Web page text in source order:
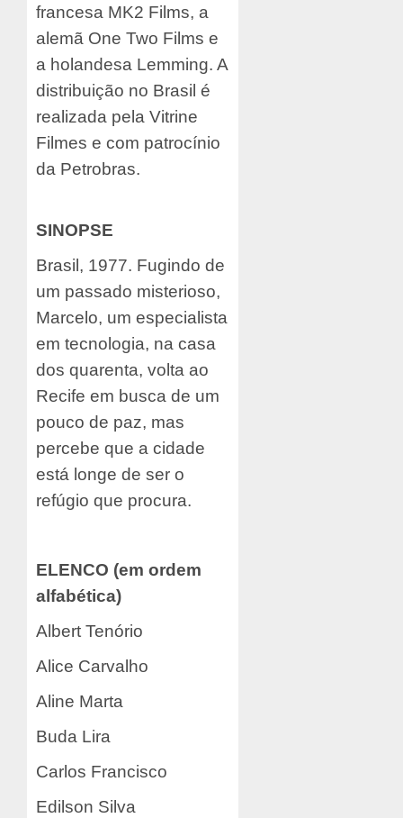
francesa MK2 Films, a
alemã One Two Films e
a holandesa Lemming. A
distribuição no Brasil é
realizada pela Vitrine
Filmes e com patrocínio
da Petrobras.
SINOPSE
Brasil, 1977. Fugindo de
um passado misterioso,
Marcelo, um especialista
em tecnologia, na casa
dos quarenta, volta ao
Recife em busca de um
pouco de paz, mas
percebe que a cidade
está longe de ser o
refúgio que procura.
ELENCO (em ordem
alfabética)
Albert Tenório
Alice Carvalho
Aline Marta
Buda Lira
Carlos Francisco
Edilson Silva